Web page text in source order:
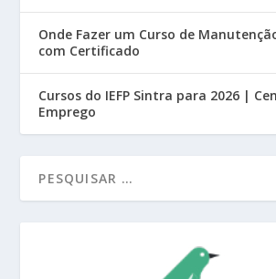
Onde Fazer um Curso de
com Certificado
Cursos do IEFP Sintra para 2026 |
Emprego